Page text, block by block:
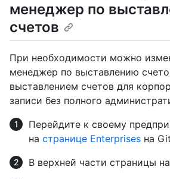
менеджер по
счетов
При необходимости можно
менеджер по выставлению
выставлением счетов для
записи без полного
Перейдите к своему
на странице Enterprises на
В верхней части страницы